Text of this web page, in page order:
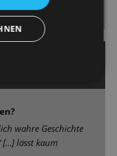
witzig tanzen. [...]
wahre Geschichte
[…] lässt kaum